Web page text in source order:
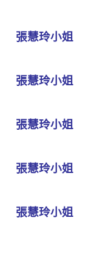
張慧玲小姐
張慧玲小姐
張慧玲小姐
張慧玲小姐
張慧玲小姐